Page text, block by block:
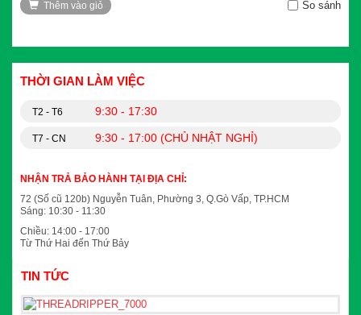
Thêm vào giỏ So sánh
THỜI GIAN LÀM VIỆC
T2 - T6 9:30 - 17:30
T7 - CN 9:30 - 17:00 (CHỦ NHẬT NGHỈ)
NHẬN TRẢ BẢO HÀNH TẠI ĐỊA CHỈ:
72 (Số cũ 120b) Nguyễn Tuân, Phường 3, Q.Gò Vấp, TP.HCM
Sáng: 10:30 - 11:30
Chiều: 14:00 - 17:00
Từ Thứ Hai đến Thứ Bảy
TIN TỨC